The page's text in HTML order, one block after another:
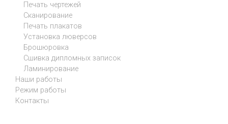
Печать чертежей
Сканирование
Печать плакатов
Установка люверсов
Брошюровка
Сшивка дипломных записок
Ламинирование
Наши работы
Режим работы
Контакты